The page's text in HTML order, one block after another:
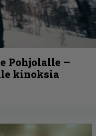
Pohjolalle –
kinoksia